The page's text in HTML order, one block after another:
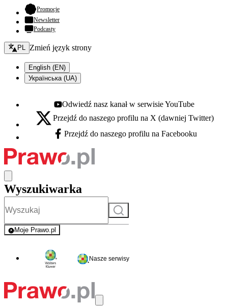
Promocje- otwiera się w nowej karcie
Newsletter
Podcasty
Zmień język - bieżący:
PL Zmień język strony
English (EN)
Українська (UA)
Youtube - otwiera się w nowej karcie
Odwiedź nasz kanał w serwisie YouTube
X - otwiera się w nowej karcie
Przejdź do naszego profilu na X (dawniej Twitter)
Facebook - otwiera się w nowej karcie
Przejdź do naszego profilu na Facebooku
Wyszukiwarka
Szukaj
Moje Prawo.pl
- rejestracja i logowanie do serwisu
Nasze serwisy